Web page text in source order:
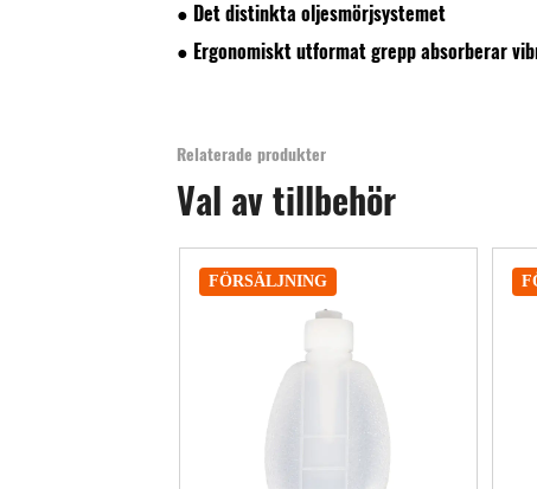
● Det distinkta oljesmörjsystemet
● Ergonomiskt utformat grepp absorberar
Relaterade produkter
Val av tillbehör
FÖRSÄLJNING